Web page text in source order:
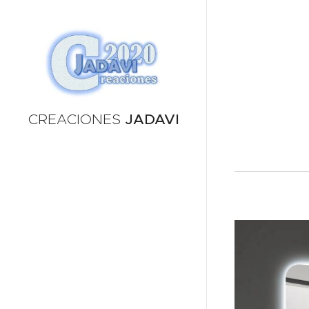
CREACIONES JADAVI